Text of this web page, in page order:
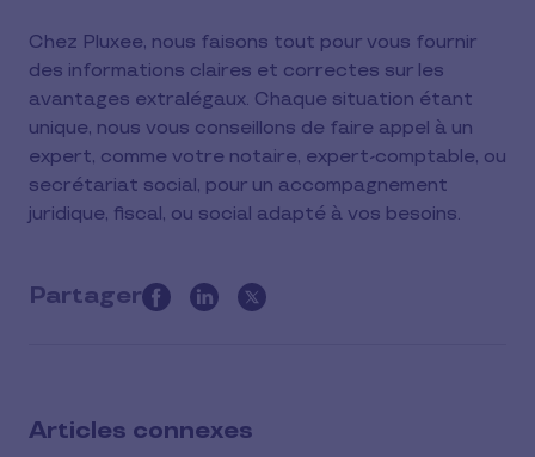
Chez Pluxee, nous faisons tout pour vous fournir
des informations claires et correctes sur les
avantages extralégaux. Chaque situation étant
unique, nous vous conseillons de faire appel à un
expert, comme votre notaire, expert-comptable, ou
secrétariat social, pour un accompagnement
juridique, fiscal, ou social adapté à vos besoins.
Partager
this
media
Articles connexes